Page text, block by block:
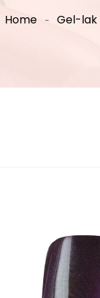
Home Gel-lak